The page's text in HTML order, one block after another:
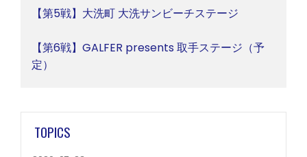
【第5戦】大洗町 大洗サンビーチステージ
【第6戦】GALFER presents 取手ステージ（予
定）
TOPICS